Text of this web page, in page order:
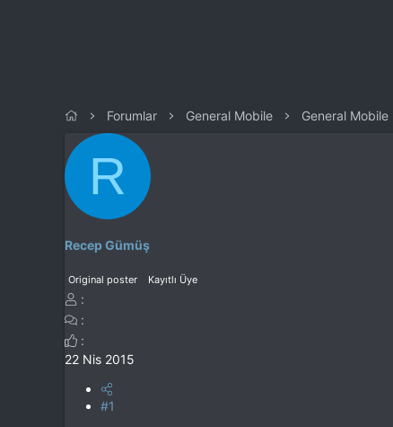
Forumlar General Mobile General
R
Recep Gümüş
Original poster Kayıtlı Üye
22 Nis 2015
#1